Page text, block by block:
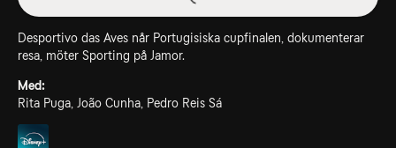
Desportivo das Aves når Portugisiska cupfinalen, dokumenterar
resa, möter Sporting på Jamor.
Med:
Rita Puga, João Cunha, Pedro Reis Sá